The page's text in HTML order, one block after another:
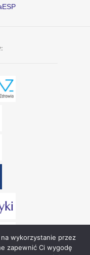
wykorzystanie przez
zapewnić Ci wygodę